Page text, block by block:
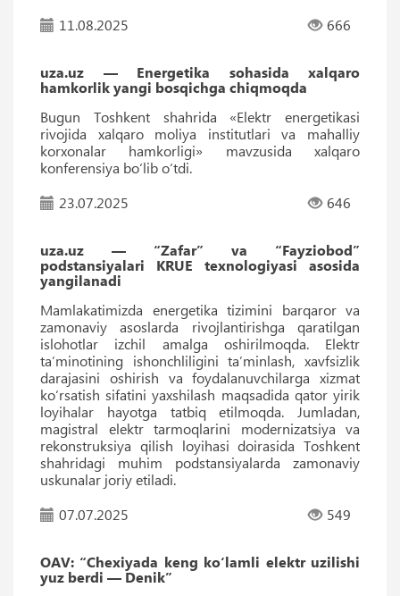
11.08.2025
666
uza.uz — Energetika sohasida xalqaro
hamkorlik yangi bosqichga chiqmoqda
Bugun Toshkent shahrida «Elektr energetikasi
rivojida xalqaro moliya institutlari va mahalliy
korxonalar hamkorligi» mavzusida xalqaro
konferensiya bo‘lib o‘tdi.
23.07.2025
646
uza.uz — “Zafar” va “Fayziobod”
podstansiyalari KRUE texnologiyasi asosida
yangilanadi
Mamlakatimizda energetika tizimini barqaror va
zamonaviy asoslarda rivojlantirishga qaratilgan
islohotlar izchil amalga oshirilmoqda. Elektr
ta’minotining ishonchliligini ta’minlash, xavfsizlik
darajasini oshirish va foydalanuvchilarga xizmat
ko‘rsatish sifatini yaxshilash maqsadida qator yirik
loyihalar hayotga tatbiq etilmoqda. Jumladan,
magistral elektr tarmoqlarini modernizatsiya va
rekonstruksiya qilish loyihasi doirasida Toshkent
shahridagi muhim podstansiyalarda zamonaviy
uskunalar joriy etiladi.
07.07.2025
549
OAV: “Chexiyada keng ko‘lamli elektr uzilishi
yuz berdi — Denik”